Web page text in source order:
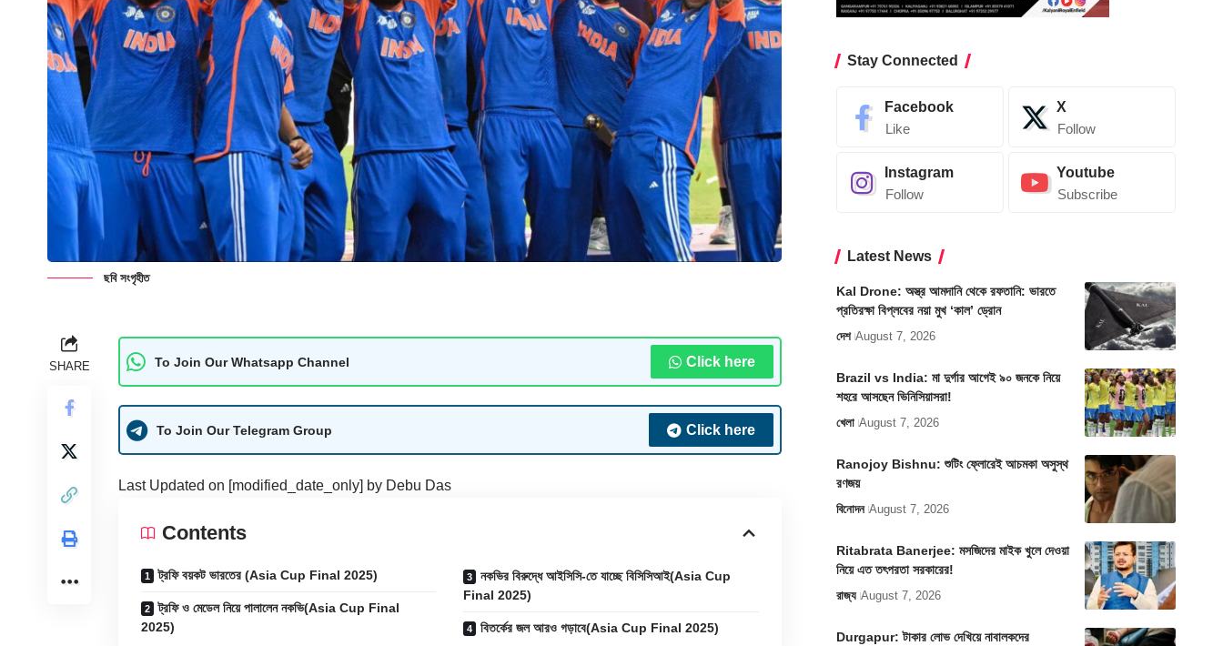
ছবি সংগৃহীত
SHARE To Join Our Whatsapp Channel Click here
To Join Our Telegram Group Click here
Last Updated on [modified_date_only] by Debu Das
Contents
ট্রফি বয়কট ভারতের (Asia Cup Final 2025)
ট্রফি ও মেডেল নিয়ে পালালেন নকভি(Asia Cup Final
2025)
নকভির বিরুদ্ধে আইসিসি-তে যাচ্ছে বিসিসিআই(Asia Cup
Final 2025)
বিতর্কের জল আরও গড়াবে(Asia Cup Final 2025)
Stay Connected
Facebook
Like
X
Follow
Instagram
Follow
Youtube
Subscribe
Latest News
Kal Drone: অস্ত্র আমদানি থেকে রফতানি: ভারতে
প্রতিরক্ষা বিপ্লবের নয়া মুখ ‘কাল’ ড্রোন
দেশ August 7, 2026
Brazil vs India: মা দুর্গার আগেই ৯০ জনকে নিয়ে
শহরে আসছেন ভিনিসিয়াসরা!
খেলা August 7, 2026
Ranojoy Bishnu: শুটিং ফ্লোরেই আচমকা অসুস্থ
রণজয়
বিনোদন August 7, 2026
Ritabrata Banerjee: মসজিদের মাইক খুলে দেওয়া
নিয়ে এত তৎপরতা সরকারের!
রাজ্য August 7, 2026
Durgapur: টাকার লোভ দেখিয়ে নাবালকদের